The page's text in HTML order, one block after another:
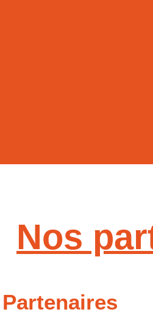
Nos
Partenaires